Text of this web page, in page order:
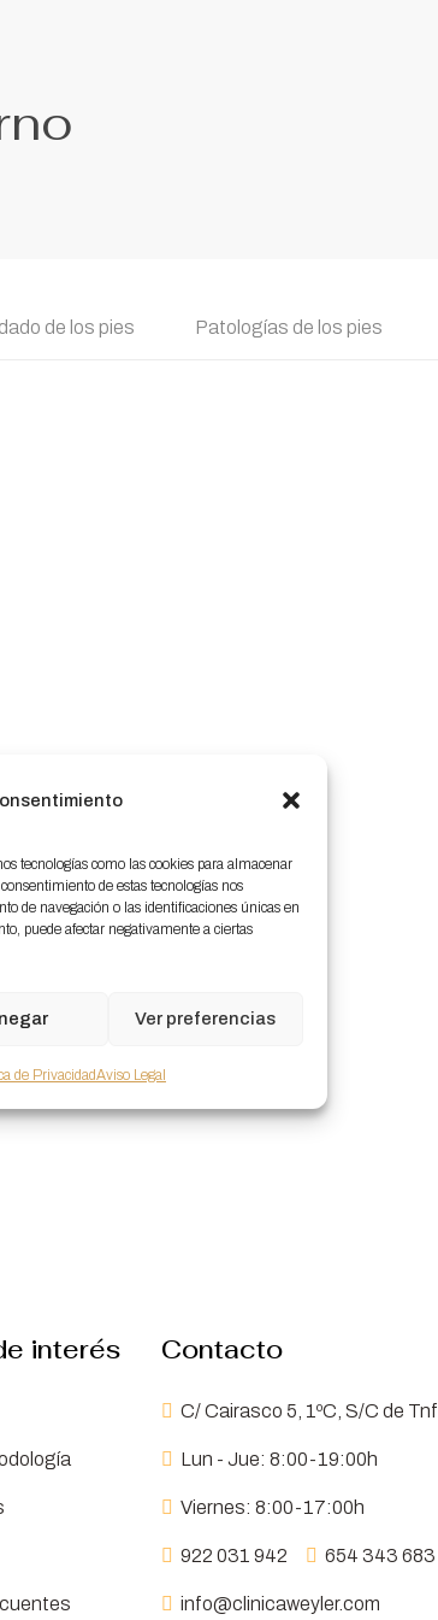
tecnologías como las cookies para almacenar
de estas tecnologías nos
de navegación o las identificaciones únicas en
puede afectar negativamente a ciertas
Ver preferencias
de PrivacidadAviso Legal
de los pies Patologías de los pies
interés Contacto
C/ Cairasco 5, 1ºC, S/C de Tnf.
Lun - Jue: 8:00-19:00h
Viernes: 8:00-17:00h
922 031 942 654 343 683
info@clinicaweyler.com